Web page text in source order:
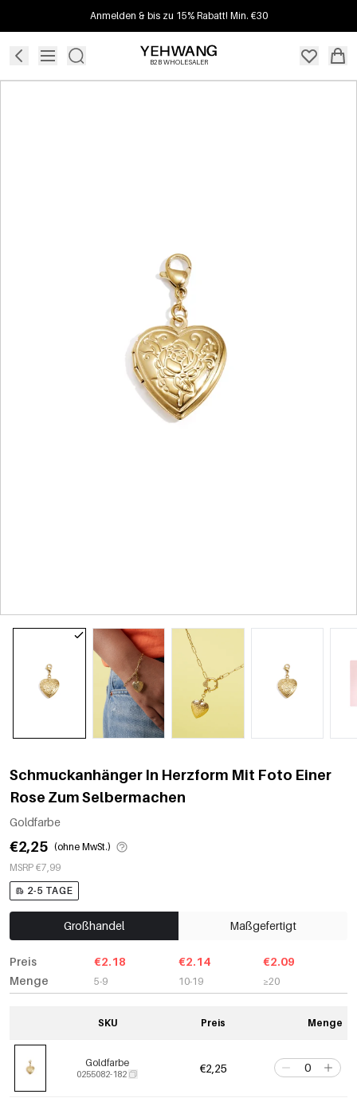
Anmelden & bis zu 15% Rabatt! Min. €30
B2B WHOLESALER
Schmuckanhänger In Herzform Mit Foto Einer
Rose Zum Selbermachen
Goldfarbe
€2,25 (ohne MwSt.)
MSRP €7,99
2-5 TAGE
Großhandel Maßgefertigt
Preis
Menge
€2.18
5-9
€2.14
10-19
€2.09
≥20
SKU Preis Menge
Goldfarbe
0255082-182 €2,25